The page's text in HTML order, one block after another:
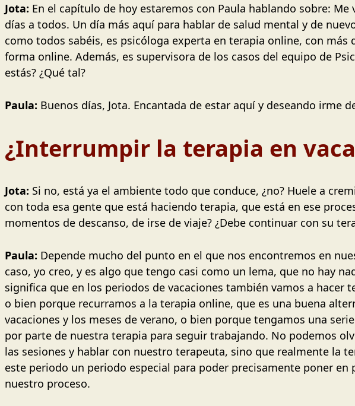
Jota: En el capítulo de hoy estaremos con Paula hablando sobre:
días a todos. Un día más aquí para hablar de salud mental y de
como todos sabéis, es psicóloga experta en terapia online, con
forma online. Además, es supervisora de los casos del equipo de
estás? ¿Qué tal?
Paula: Buenos días, Jota. Encantada de estar aquí y deseando irme
¿Interrumpir la terapia en
Jota: Si no, está ya el ambiente todo que conduce, ¿no? Huele a
con toda esa gente que está haciendo terapia, que está en ese
momentos de descanso, de irse de viaje? ¿Debe continuar con su
Paula: Depende mucho del punto en el que nos encontremos en
caso, yo creo, y es algo que tengo casi como un lema, que no hay
significa que en los periodos de vacaciones también vamos a hacer
o bien porque recurramos a la terapia online, que es una buena
vacaciones y los meses de verano, o bien porque tengamos una
por parte de nuestra terapia para seguir trabajando. No podemos
las sesiones y hablar con nuestro terapeuta, sino que realmente la
este periodo un periodo especial para poder precisamente poner
nuestro proceso.